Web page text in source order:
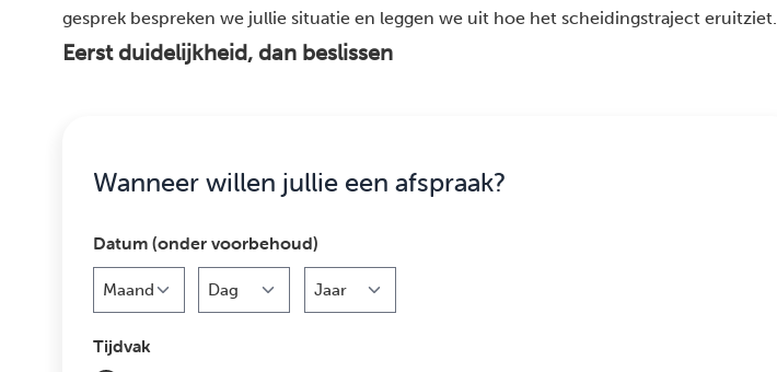
gesprek bespreken we jullie situatie en leggen we uit hoe het scheidingstraject eruitziet.
Eerst duidelijkheid, dan beslissen
Wanneer willen jullie een afspraak?
Datum (onder voorbehoud)
Tijdvak